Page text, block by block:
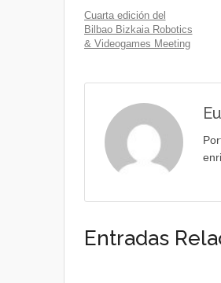
Cuarta edición del
Bilbao Bizkaia Robotics
& Videogames Meeting
Entradas